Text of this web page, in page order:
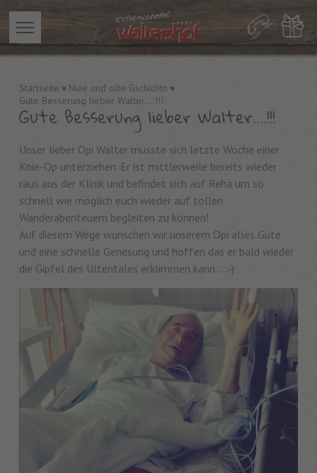
Startseite
Nuie und olte Gschichtn
Gute Besserung lieber Walter....!!!
Gute Besserung lieber Walter....!!!
Unser lieber Opi Walter musste sich letzte Woche einer
Knie-Op unterziehen. Er ist mittlerweile bereits wieder
raus aus der Klinik und befindet sich auf Reha um so
schnell wie möglich euch wieder auf tollen
Wanderabenteuern begleiten zu können!
Auf diesem Wege wünschen wir unserem Opi alles Gute
und eine schnelle Genesung und hoffen das er bald wieder
die Gipfel des Ultentales erklimmen kann… :-)